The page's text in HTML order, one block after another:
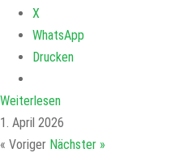
X
WhatsApp
Drucken
Weiterlesen
1. April 2026
« Voriger Nächster »